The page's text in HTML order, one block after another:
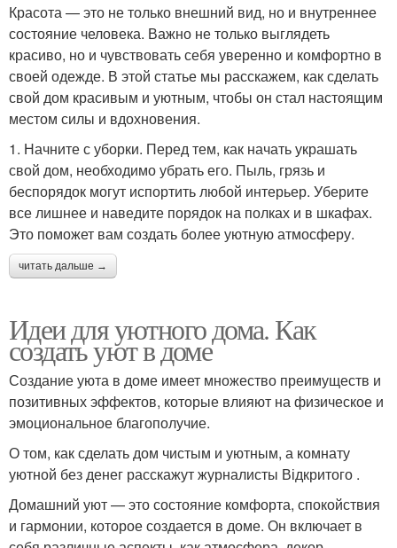
Красота — это не только внешний вид, но и внутреннее
состояние человека. Важно не только выглядеть
красиво, но и чувствовать себя уверенно и комфортно в
своей одежде. В этой статье мы расскажем, как сделать
свой дом красивым и уютным, чтобы он стал настоящим
местом силы и вдохновения.
1. Начните с уборки. Перед тем, как начать украшать
свой дом, необходимо убрать его. Пыль, грязь и
беспорядок могут испортить любой интерьер. Уберите
все лишнее и наведите порядок на полках и в шкафах.
Это поможет вам создать более уютную атмосферу.
читать дальше →
Идеи для уютного дома. Как
создать уют в доме
Создание уюта в доме имеет множество преимуществ и
позитивных эффектов, которые влияют на физическое и
эмоциональное благополучие.
О том, как сделать дом чистым и уютным, а комнату
уютной без денег расскажут журналисты Відкритого .
Домашний уют — это состояние комфорта, спокойствия
и гармонии, которое создается в доме. Он включает в